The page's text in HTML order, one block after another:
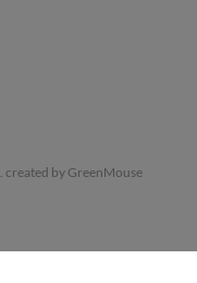
created by GreenMouse